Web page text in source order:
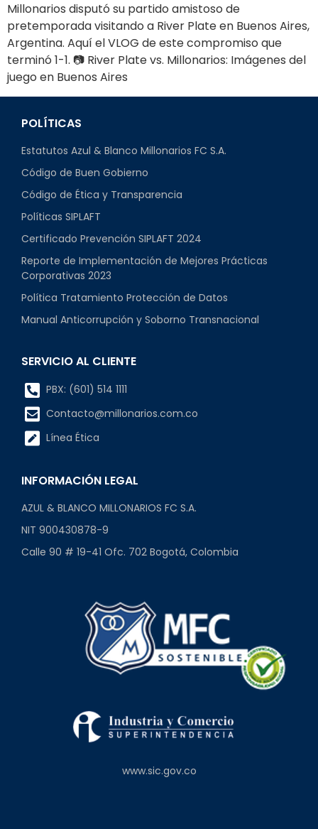
Millonarios disputó su partido amistoso de
pretemporada visitando a River Plate en Buenos Aires,
Argentina. Aquí el VLOG de este compromiso que
terminó 1-1. 📷 River Plate vs. Millonarios: Imágenes del
juego en Buenos Aires
POLÍTICAS
Estatutos Azul & Blanco Millonarios FC S.A.
Código de Buen Gobierno
Código de Ética y Transparencia
Políticas SIPLAFT
Certificado Prevención SIPLAFT 2024
Reporte de Implementación de Mejores Prácticas
Corporativas 2023
Política Tratamiento Protección de Datos
Manual Anticorrupción y Soborno Transnacional
SERVICIO AL CLIENTE
PBX: (601) 514 1111
Contacto@millonarios.com.co
Línea Ética
INFORMACIÓN LEGAL
AZUL & BLANCO MILLONARIOS FC S.A.
NIT 900430878-9
Calle 90 # 19-41 Ofc. 702 Bogotá, Colombia
www.sic.gov.co